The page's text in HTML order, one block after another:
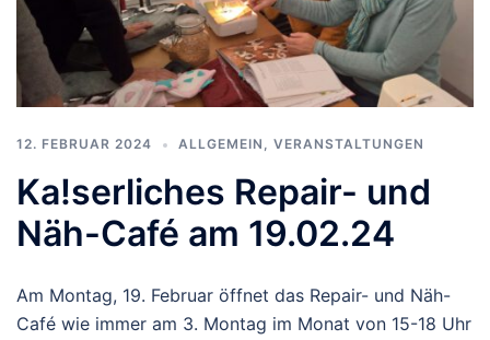
12. FEBRUAR 2024 ALLGEMEIN , VERANSTALTUNGEN
Ka!serliches Repair- und
Näh-Café am 19.02.24
Am Montag, 19. Februar öffnet das Repair- und Näh-
Café wie immer am 3. Montag im Monat von 15-18 Uhr